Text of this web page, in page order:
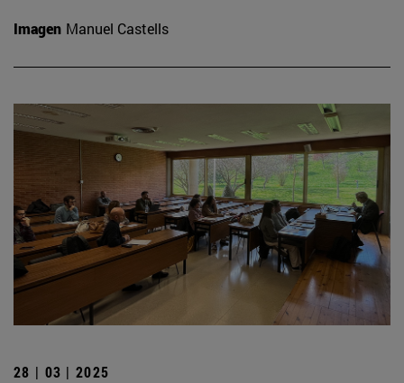
Imagen Manuel Castells
28 | 03 | 2025